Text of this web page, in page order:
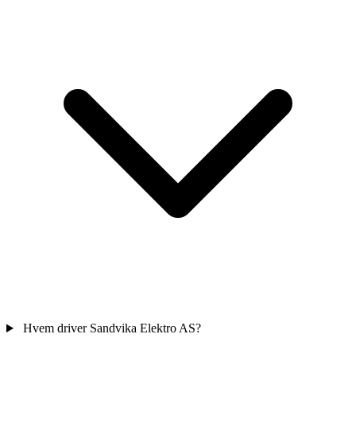
Hvem driver Sandvika Elektro AS?